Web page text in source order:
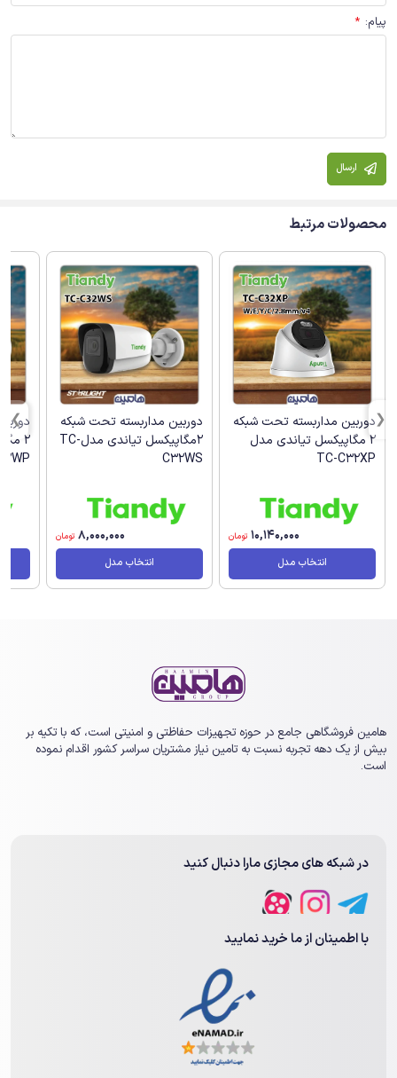
پیام:
*
ارسال
محصولات مرتبط
دوربین مداربسته تحت شبکه
2 مگاپیکسل تیاندی مدل
TC-C32XP
10,140,000 تومان
انتخاب مدل
دوربین مداربسته تحت شبکه
2مگاپیکسل تیاندی مدلTC-
C32WS
8,000,000 تومان
انتخاب مدل
2
هامین فروشگاهی جامع در حوزه تجهیزات حفاظتی و امنیتی است، که با تکیه بر
بیش از یک ‏دهه تجربه نسبت به تامین نیاز مشتریان سراسر کشور اقدام نموده
است.
در شبکه های مجازی مارا دنبال کنید
با اطمینان از ما خرید نمایید